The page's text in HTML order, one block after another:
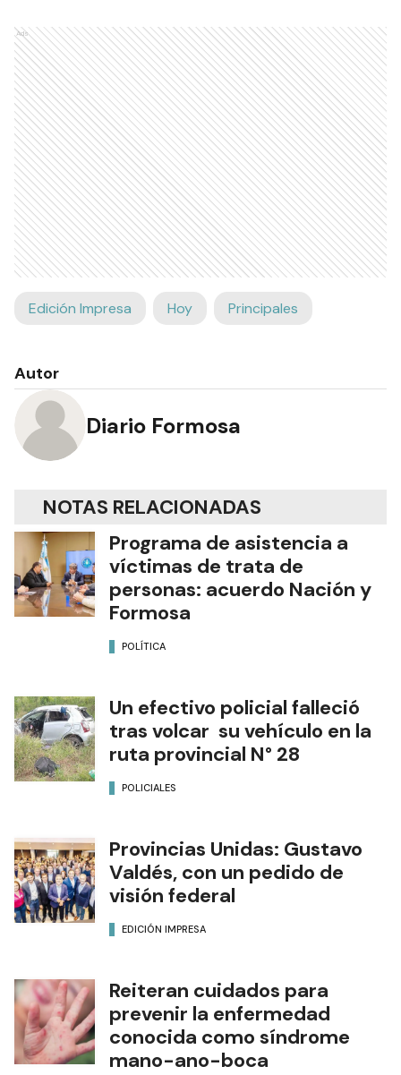
Ads
Edición Impresa Hoy Principales
Autor
Diario Formosa
NOTAS RELACIONADAS
Programa de asistencia a
víctimas de trata de
personas: acuerdo Nación y
Formosa
POLÍTICA
Un efectivo policial falleció
tras volcar su vehículo en la
ruta provincial N° 28
POLICIALES
Provincias Unidas: Gustavo
Valdés, con un pedido de
visión federal
EDICIÓN IMPRESA
Reiteran cuidados para
prevenir la enfermedad
conocida como síndrome
mano-ano-boca